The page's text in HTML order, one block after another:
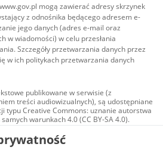
mogą zawierać adresy skrzynek
z odnośnika będącego adresem e-
jego danych (adres e-mail oraz
w wiadomości) w celu przesłania
Szczegóły przetwarzania danych przez
w ich politykach przetwarzania danych
publikowane w serwisie (z
treści audiowizualnych), są udostępniane
typu Creative Commons: uznanie autorstwa
warunkach 4.0 (CC BY-SA 4.0).
audiowizualne, w tym zdjęcia, materiały
są udostępniane na licencji typu
uznanie autorstwa użycie